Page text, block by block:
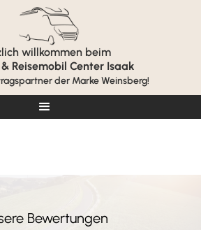
willkommen beim
Reisemobil Center Isaak
der Marke Weinsberg!
Bewertungen